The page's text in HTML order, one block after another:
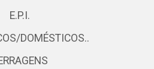
E.P.I.
DOMÉSTICOS..